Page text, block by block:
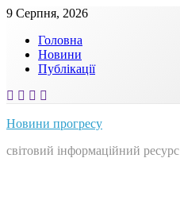
Skip
content
9 Серпня, 2026
Головна
Новини
Публікації
Новини прогресу
світовий інформаційний ресурс